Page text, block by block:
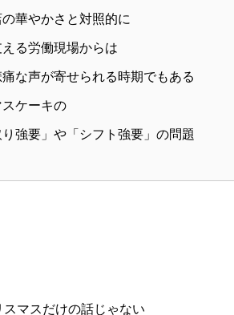
華やかさと対照的に
る労働現場からは
な声が寄せられる時期でもある
ケーキの
り強要」や「シフト強要」の問題
マスだけの話じゃない